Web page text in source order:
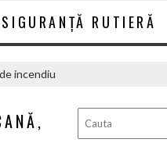
RUTIERĂ
incendiu